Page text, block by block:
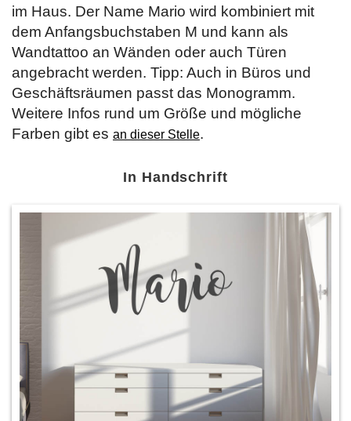
im Haus. Der Name Mario wird kombiniert mit
dem Anfangsbuchstaben M und kann als
Wandtattoo an Wänden oder auch Türen
angebracht werden. Tipp: Auch in Büros und
Geschäftsräumen passt das Monogramm.
Weitere Infos rund um Größe und mögliche
Farben gibt es an dieser Stelle.
In Handschrift